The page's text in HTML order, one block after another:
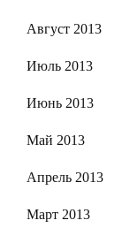
Август 2013
Июль 2013
Июнь 2013
Май 2013
Апрель 2013
Март 2013